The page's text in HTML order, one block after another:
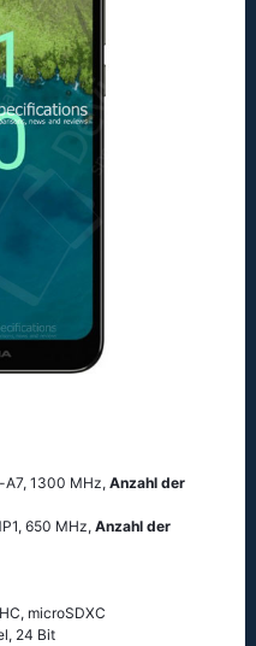
А7, 1300 MHz, Anzahl der
650 MHz, Anzahl der
microSDXC
24 Bit